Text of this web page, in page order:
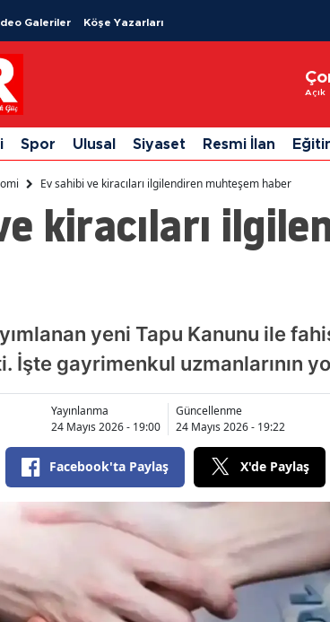
Galeriler Köşe Yazarları
Açık
Spor Ulusal Siyaset Resmi İlan
Ev sahibi ve kiracıları ilgilendiren muhteşem haber
kiracıları
yeni Tapu Kanunu ile
İşte gayrimenkul uzmanlarının
Yayınlanma
24 Mayıs 2026 - 19:00
Güncellenme
24 Mayıs 2026 - 19:22
Facebook'ta Paylaş X'de Paylaş